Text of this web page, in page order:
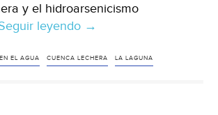
y el hidroarsenicismo
leyendo Coahuila:
cuenca
→
EL AGUA CUENCA LECHERA LA LAGUNA